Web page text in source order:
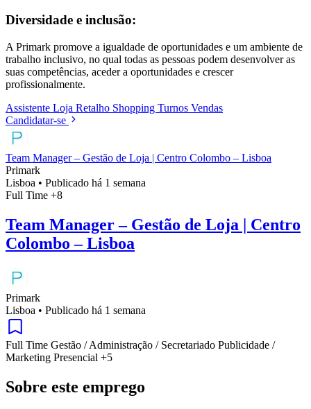
Diversidade e inclusão:
A Primark promove a igualdade de oportunidades e um ambiente de
trabalho inclusivo, no qual todas as pessoas podem desenvolver as
suas competências, aceder a oportunidades e crescer
profissionalmente.
Assistente Loja Retalho Shopping Turnos Vendas
Candidatar-se
Team Manager – Gestão de Loja | Centro Colombo – Lisboa
Primark
Lisboa • Publicado há 1 semana
Full Time +8
Team Manager – Gestão de Loja | Centro
Colombo – Lisboa
Primark
Lisboa • Publicado há 1 semana
Full Time Gestão / Administração / Secretariado Publicidade /
Marketing Presencial +5
Sobre este emprego